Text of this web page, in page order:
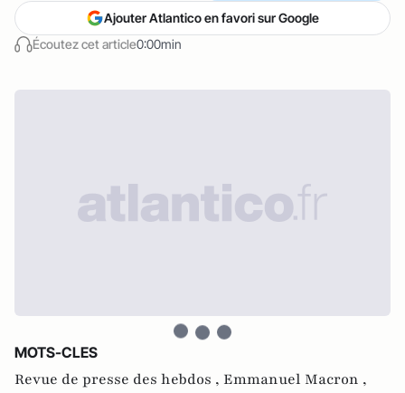
Écoutez cet article0:00min
Ajouter Atlantico en favori sur Google
MOTS-CLES
Revue de presse des hebdos , Emmanuel Macron ,